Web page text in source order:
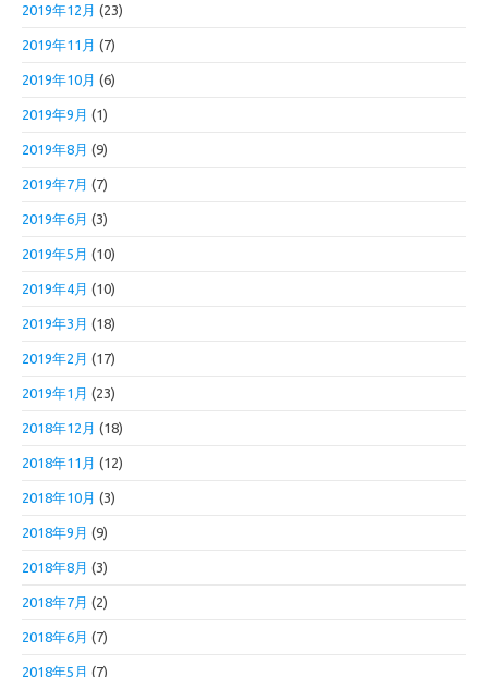
2019年12月 (23)
2019年11月 (7)
2019年10月 (6)
2019年9月 (1)
2019年8月 (9)
2019年7月 (7)
2019年6月 (3)
2019年5月 (10)
2019年4月 (10)
2019年3月 (18)
2019年2月 (17)
2019年1月 (23)
2018年12月 (18)
2018年11月 (12)
2018年10月 (3)
2018年9月 (9)
2018年8月 (3)
2018年7月 (2)
2018年6月 (7)
2018年5月 (7)